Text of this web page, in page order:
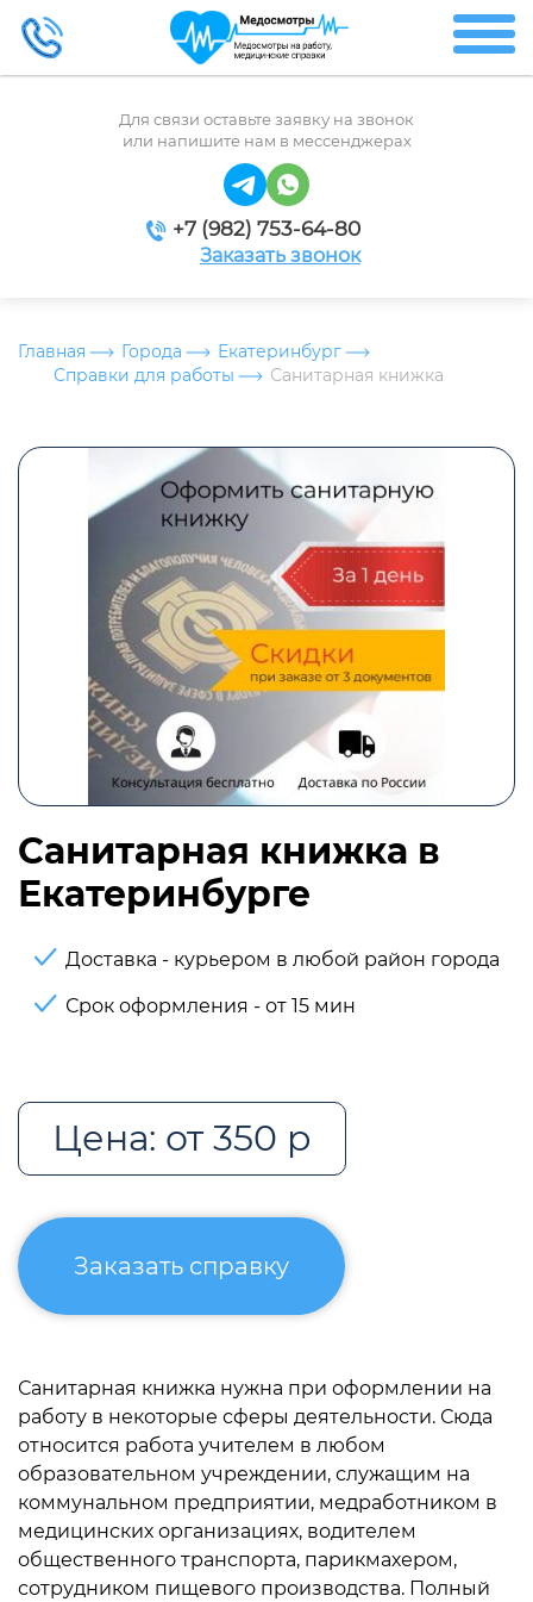
Для связи оставьте заявку на звонок
или напишите нам в мессенджерах
+7 (982) 753-64-80
Заказать звонок
Главная Города
Екатеринбург
Справки для работы
Санитарная книжка
Санитарная книжка в
Екатеринбурге
Доставка - курьером в любой район города
Срок оформления - от 15 мин
Цена: от 350 р
Заказать справку
Санитарная книжка нужна при оформлении на
работу в некоторые сферы деятельности. Сюда
относится работа учителем в любом
образовательном учреждении, служащим на
коммунальном предприятии, медработником в
медицинских организациях, водителем
общественного транспорта, парикмахером,
сотрудником пищевого производства. Полный